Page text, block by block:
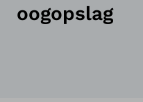
oogopslag